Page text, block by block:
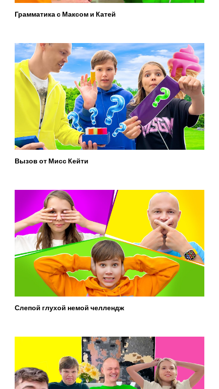
Грамматика с Максом и Катей
Вызов от Мисс Кейти
Слепой глухой немой челлендж